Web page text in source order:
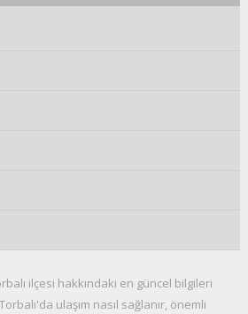
ilçesi hakkındaki en güncel bilgileri
ulaşım nasıl sağlanır, önemli